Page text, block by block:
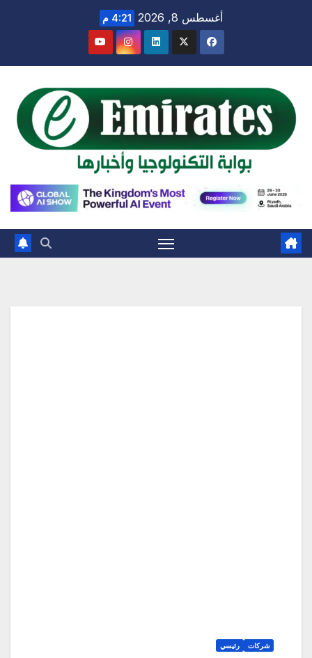
أغسطس 8, 2026 4:21 م
شركات رئيسي